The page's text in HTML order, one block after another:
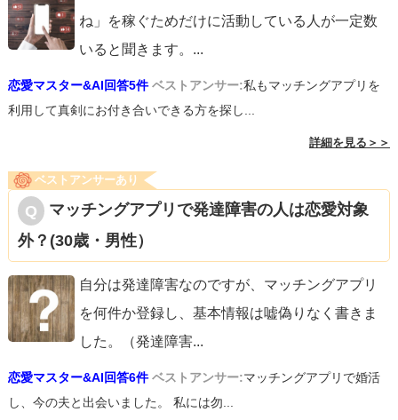
ね」を稼ぐためだけに活動している人が一定数
いると聞きます。 ...
恋愛マスター&AI回答5件 ベストアンサー:私もマッチングアプリを
利用して真剣にお付き合いできる方を探し...
詳細を見る＞＞
ベストアンサーあり
マッチングアプリで発達障害の人は恋愛対象
外？(30歳・男性）
自分は発達障害なのですが、マッチングアプリ
を何件か登録し、基本情報は嘘偽りなく書きま
した。（発達障害...
恋愛マスター&AI回答6件 ベストアンサー:マッチングアプリで婚活
し、今の夫と出会いました。 私には勿...